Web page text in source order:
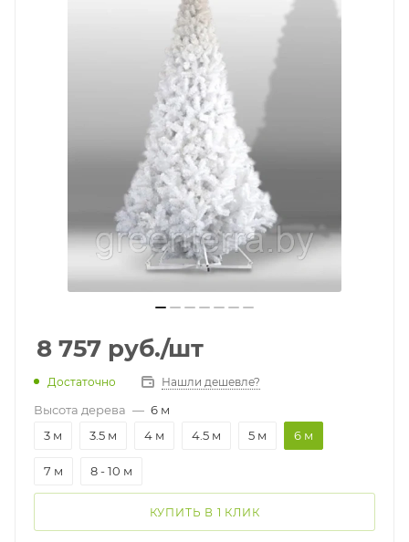
8 757 руб./шт
Достаточно Нашли дешевле?
Высота дерева — 6 м
3 м
3.5 м 4 м 4.5 м 5 м 6 м
7 м 8 - 10 м
КУПИТЬ В 1 КЛИК